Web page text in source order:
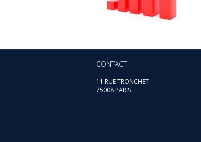
CONTACT
11 RUE TRONCHET
75008 PARIS